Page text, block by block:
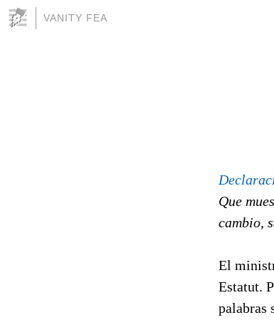
VANITY FEA
Que
cambio,
El
Estatut.
palabras